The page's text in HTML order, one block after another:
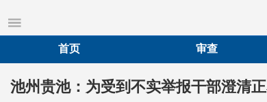
首页
审查
池州贵池：为受到不实举报干部澄清